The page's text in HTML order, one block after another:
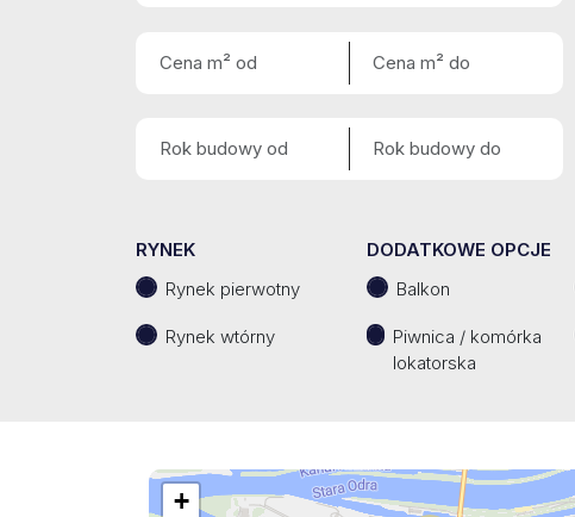
RYNEK
Rynek pierwotny
Rynek wtórny
DODATKOWE OPCJE
Balkon
Piwnica / komórka
lokatorska
+